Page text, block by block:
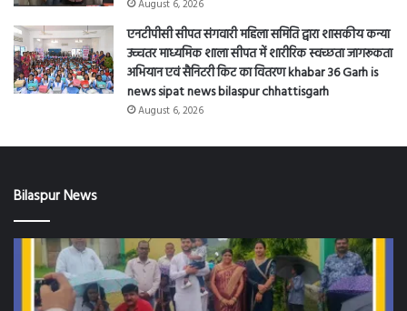
एनटीपीसी सीपत संगवारी महिला समिति द्वारा शासकीय कन्या
उच्चतर माध्यमिक शाला सीपत में शारीरिक स्वच्छता जागरूकता
अभियान एवं सैनिटरी किट का वितरण khabar 36 Garh is
news sipat news bilaspur chhattisgarh
August 6, 2026